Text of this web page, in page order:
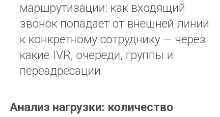
маршрутизации: как входящий
звонок попадает от внешней линии
к конкретному сотруднику — через
какие IVR, очереди, группы и
переадресации.
Анализ нагрузки: количество